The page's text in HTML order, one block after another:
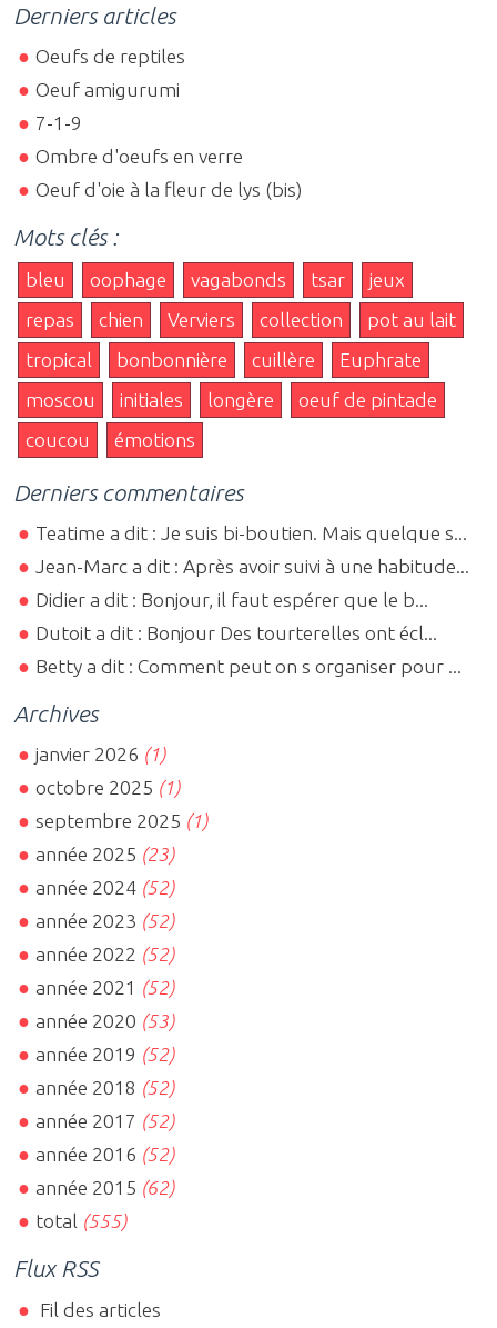
Derniers articles
Oeufs de reptiles
Oeuf amigurumi
7-1-9
Ombre d'oeufs en verre
Oeuf d'oie à la fleur de lys (bis)
Mots clés :
bleu oophage vagabonds tsar
jeux
repas
chien Verviers collection
pot au lait
tropical
bonbonnière cuillère
Euphrate
moscou
initiales longère
oeuf de pintade
coucou
émotions
Derniers commentaires
Teatime a dit : Je suis bi-boutien. Mais quelque s...
Jean-Marc a dit : Après avoir suivi à une habitude...
Didier a dit : Bonjour, il faut espérer que le b...
Dutoit a dit : Bonjour Des tourterelles ont écl...
Betty a dit : Comment peut on s organiser pour ...
Archives
janvier 2026 (1)
octobre 2025 (1)
septembre 2025 (1)
année 2025 (23)
année 2024 (52)
année 2023 (52)
année 2022 (52)
année 2021 (52)
année 2020 (53)
année 2019 (52)
année 2018 (52)
année 2017 (52)
année 2016 (52)
année 2015 (62)
total (555)
Flux RSS
Fil des articles